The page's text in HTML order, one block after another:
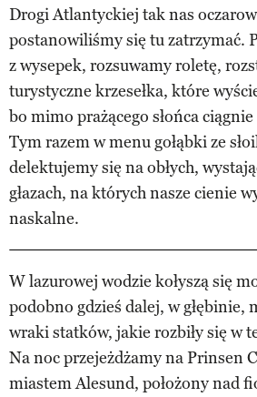
Drogi Atlantyckiej tak nas
postanowiliśmy się tu zatrzymać.
z wysepek, rozsuwamy roletę,
turystyczne krzesełka, które
bo mimo prażącego słońca
Tym razem w menu gołąbki ze
delektujemy się na obłych,
głazach, na których nasze cienie
naskalne.
W lazurowej wodzie kołyszą się
podobno gdzieś dalej, w głębinie,
wraki statków, jakie rozbiły się w
Na noc przejeżdżamy na Prinsen
miastem Alesund, położony nad